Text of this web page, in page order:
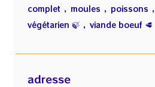
adresse
complet , moules , poissons ,
végétarien 🍃 , viande boeuf 🥩